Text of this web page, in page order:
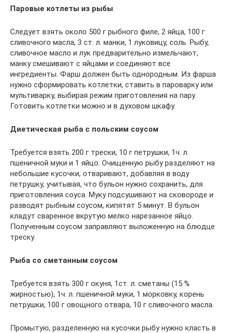
Паровые котлеты из рыбы
Следует взять около 500 г рыбного филе, 2 яйца, 100 г
сливочного масла, 3 ст. л. манки, 1 луковицу, соль. Рыбу,
сливочное масло и лук предварительно измельчают,
манку смешивают с яйцами и соединяют все
ингредиенты. Фарш должен быть однородным. Из фарша
нужно сформировать котлетки, ставить в пароварку или
мультиварку, выбирая режим приготовления на пару.
Готовить котлетки можно и в духовом шкафу.
Диетическая рыба с польским соусом
Требуется взять 200 г трески, 10 г петрушки, 1ч. л.
пшеничной муки и 1 яйцо. Очищенную рыбу разделяют на
небольшие кусочки, отваривают, добавляя в воду
петрушку, учитывая, что бульон нужно сохранить, для
приготовления соуса. Муку подсушивают на сковороде и
разводят рыбным соусом, кипятят 5 минут. В бульон
кладут сваренное вкрутую мелко нарезанное яйцо.
Полученным соусом заправляют выложенную на блюдце
треску.
Рыба со сметанным соусом
Требуется взять 300 г окуня, 1ст. л. сметаны (15 %
жирностью), 1ч. л. пшеничной муки, 1 морковку, корень
петрушки, 100 г овощного отвара, 10 г сливочного масла.
Промытую, разделенную на кусочки рыбу нужно класть в